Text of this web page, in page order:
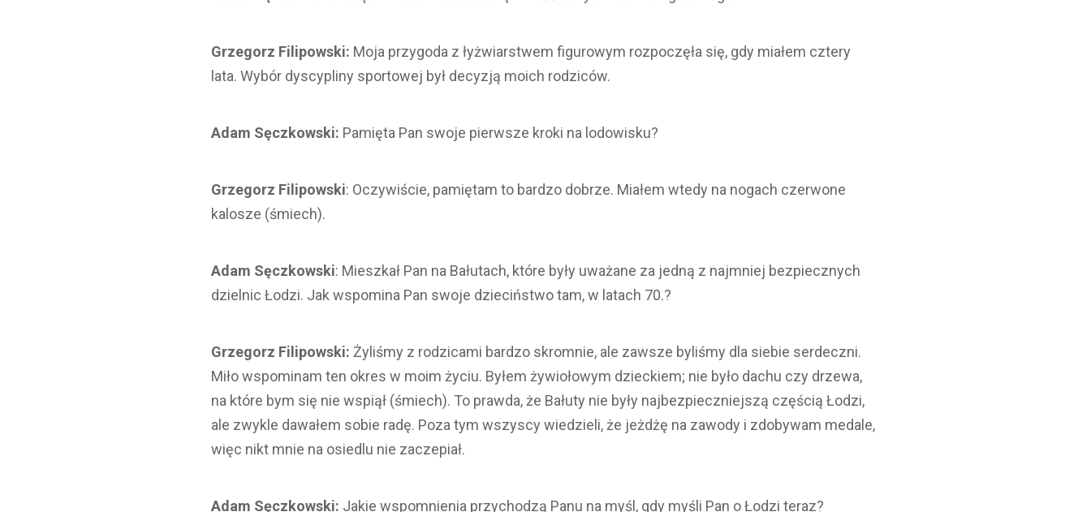
Grzegorz Filipowski: Moja przygoda z łyżwiarstwem figurowym rozpoczęła się, gdy miałem cztery
lata. Wybór dyscypliny sportowej był decyzją moich rodziców.
Adam Sęczkowski: Pamięta Pan swoje pierwsze kroki na lodowisku?
Grzegorz Filipowski: Oczywiście, pamiętam to bardzo dobrze. Miałem wtedy na nogach czerwone
kalosze (śmiech).
Adam Sęczkowski: Mieszkał Pan na Bałutach, które były uważane za jedną z najmniej bezpiecznych
dzielnic Łodzi. Jak wspomina Pan swoje dzieciństwo tam, w latach 70.?
Grzegorz Filipowski: Żyliśmy z rodzicami bardzo skromnie, ale zawsze byliśmy dla siebie serdeczni.
Miło wspominam ten okres w moim życiu. Byłem żywiołowym dzieckiem; nie było dachu czy drzewa,
na które bym się nie wspiął (śmiech). To prawda, że Bałuty nie były najbezpieczniejszą częścią Łodzi,
ale zwykle dawałem sobie radę. Poza tym wszyscy wiedzieli, że jeżdżę na zawody i zdobywam medale,
więc nikt mnie na osiedlu nie zaczepiał.
Adam Sęczkowski: Jakie wspomnienia przychodzą Panu na myśl, gdy myśli Pan o Łodzi teraz?